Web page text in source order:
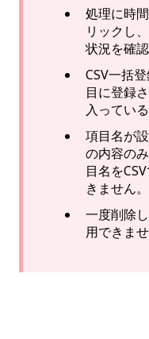
処理に時
リックし
状況を確
CSV一括
目に登録
入ってい
項目名が
の内容の
目名を
きません。
一度削除
用できませ